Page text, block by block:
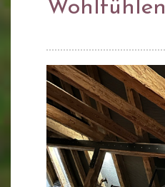
Wohlfühlen